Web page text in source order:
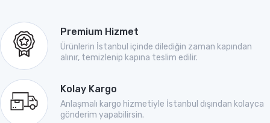
Premium Hizmet
Ürünlerin İstanbul içinde dilediğin zaman kapından
alınır, temizlenip kapına teslim edilir.
Kolay Kargo
Anlaşmalı kargo hizmetiyle İstanbul dışından kolayca
gönderim yapabilirsin.